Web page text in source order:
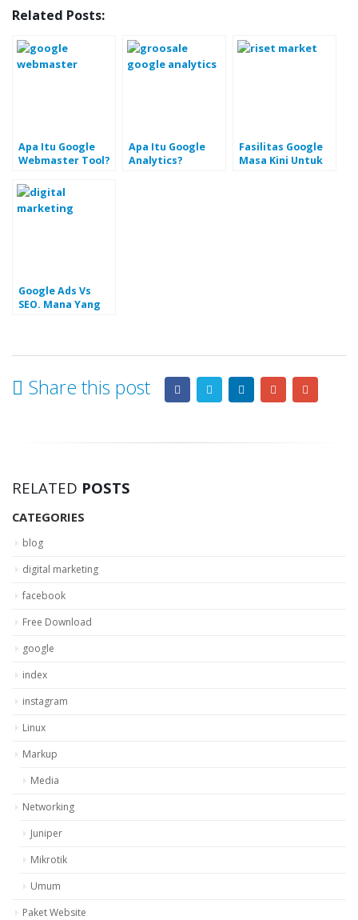
Related Posts:
Apa Itu Google
Webmaster Tool?
Apa Itu Google
Analytics?
Fasilitas Google
Masa Kini Untuk
Google Ads Vs
SEO. Mana Yang
Share this post
RELATED POSTS
CATEGORIES
blog
digital marketing
facebook
Free Download
google
index
instagram
Linux
Markup
Media
Networking
Juniper
Mikrotik
Umum
Paket Website